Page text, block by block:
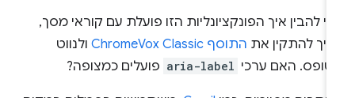
להבין איך הפונקציונליות הזו פועלת עם קוראי מסך,
להתקין אתהתוסף ChromeVox Classic
ולנווט
האם ערכי aria-label פועלים כמצופה?